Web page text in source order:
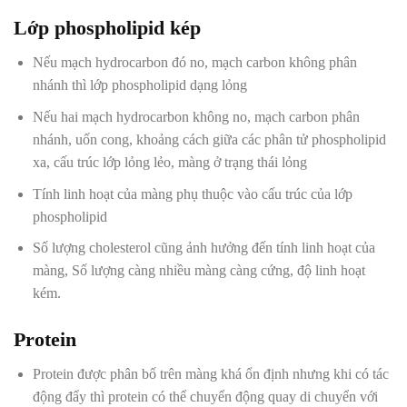
Lớp phospholipid kép
Nếu mạch hydrocarbon đó no, mạch carbon không phân
nhánh thì lớp phospholipid dạng lỏng
Nếu hai mạch hydrocarbon không no, mạch carbon phân
nhánh, uốn cong, khoảng cách giữa các phân tử phospholipid
xa, cấu trúc lớp lỏng lẻo, màng ở trạng thái lỏng
Tính linh hoạt của màng phụ thuộc vào cấu trúc của lớp
phospholipid
Số lượng cholesterol cũng ảnh hưởng đến tính linh hoạt của
màng, Số lượng càng nhiều màng càng cứng, độ linh hoạt
kém.
Protein
Protein được phân bố trên màng khá ổn định nhưng khi có tác
động đẩy thì protein có thể chuyển động quay di chuyển với